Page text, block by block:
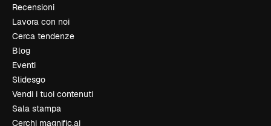
Recensioni
Lavora con noi
Cerca tendenze
Blog
Eventi
Slidesgo
Vendi i tuoi contenuti
Sala stampa
Cerchi magnific.ai